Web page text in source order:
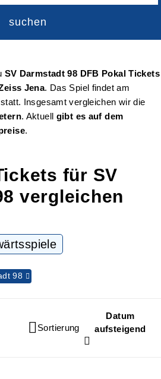
suchen
SV Darmstadt 98 DFB Pokal Tickets
Jena. Das Spiel findet am
statt. Insgesamt vergleichen wir die
. Aktuell gibt es auf dem
.
für SV
vergleichen
Sortierung
Datum
aufsteigend
98